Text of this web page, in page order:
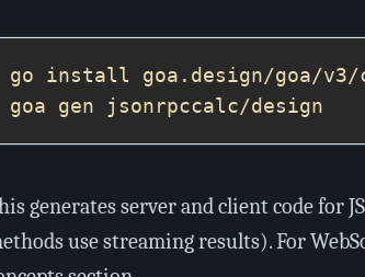
generates server and client code for
use streaming results). For